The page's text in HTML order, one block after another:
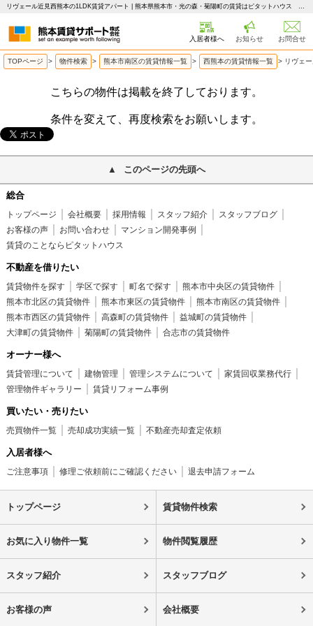
リヴェール近見西熊本の1LDK賃貸アパート | 熊本県熊本市・光の森・菊陽町の賃貸はピタットハウス 熊本賃貸サポート
入居者様へ お知らせ お問合せ
TOPページ > 物件検索 > 熊本市南区の賃貸情報一覧 > 西熊本の賃貸情報一覧 > リヴェ
こちらの物件は掲載を終了しております。
条件を変えて、再度検索をお願いします。
このページの先頭へ
総合
トップページ 会社概要 採用情報 スタッフ紹介
スタッフブログ
お客様の声
お問い合わせ
マンション開発事例
賃貸のことならピタットハウス
不動産を借りたい
賃貸物件を探す 学区で探す 町名で探す
熊本市中央区の賃貸物件
熊本市北区の賃貸物件
熊本市東区の賃貸物件
熊本市南区の賃貸物件
熊本市西区の賃貸物件
高森町の賃貸物件
益城町の賃貸物件
大津町の賃貸物件
菊陽町の賃貸物件 合志市の賃貸物件
オーナー様へ
賃貸管理について 建物管理 管理システムについて
家賃回収業務代行
管理物件ギャラリー
賃貸リフォーム事例
買いたい・売りたい
売買物件一覧 売却成功実績一覧 不動産売却査定依頼
入居者様へ
ご注意事項 修理ご依頼前にご確認ください 退去申請フォーム
トップページ 賃貸物件検索
お気に入り物件一覧 物件閲覧履歴
スタッフ紹介 スタッフブログ
お客様の声 会社概要